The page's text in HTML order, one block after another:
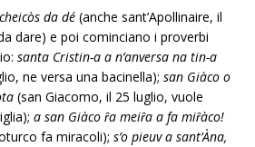
da dé (anche sant’Apollinaire, il
dare) e poi cominciano i proverbi
santa Cristin-a a n’anversa na tin-a
ne versa una bacinella); san Giàco o
(san Giacomo, il 25 luglio, vuole
a san Giàco ȓa meiȓa a fa miȓàco!
fa miracoli); s’o pieuv a sant’Àna,